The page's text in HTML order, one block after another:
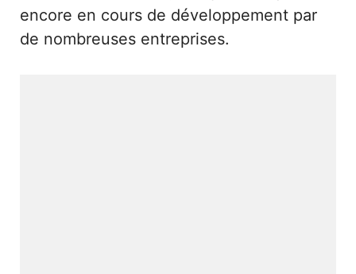
encore en cours de développement par
de nombreuses entreprises.